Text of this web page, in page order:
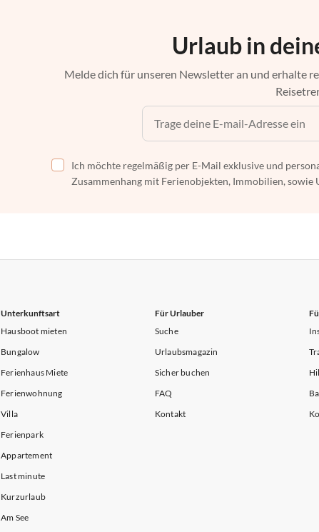
Urlaub in
Melde dich für unseren Newsletter an und erhalte
Ich möchte regelmäßig per E-Mail exklusive und
Zusammenhang mit Ferienobjekten, Immobilien, sowie
Unterkunftsart
Hausboot mieten
Bungalow
Ferienhaus Miete
Ferienwohnung
Villa
Ferienpark
Appartement
Last minute
Kurzurlaub
Am See
Für Urlauber
Suche
Urlaubsmagazin
Sicher buchen
FAQ
Kontakt